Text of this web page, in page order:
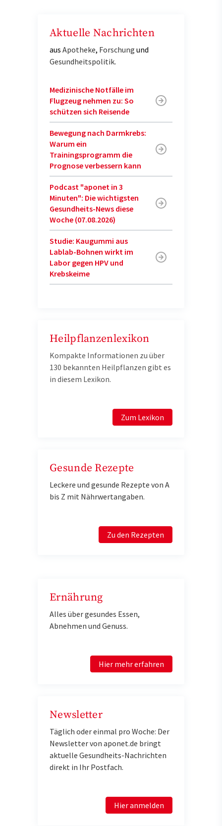
Aktuelle Nachrichten
aus Apotheke, Forschung und
Gesundheitspolitik.
Medizinische Notfälle im
Flugzeug nehmen zu: So
schützen sich Reisende
Bewegung nach Darmkrebs:
Warum ein
Trainingsprogramm die
Prognose verbessern kann
Podcast "aponet in 3
Minuten": Die wichtigsten
Gesundheits-News diese
Woche (07.08.2026)
Studie: Kaugummi aus
Lablab-Bohnen wirkt im
Labor gegen HPV und
Krebskeime
Heilpflanzenlexikon
Kompakte Informationen zu über
130 bekannten Heilpflanzen gibt es
in diesem Lexikon.
Zum Lexikon
Gesunde Rezepte
Leckere und gesunde Rezepte von A
bis Z mit Nährwertangaben.
Zu den Rezepten
Ernährung
Alles über gesundes Essen,
Abnehmen und Genuss.
Hier mehr erfahren
Newsletter
Täglich oder einmal pro Woche: Der
Newsletter von aponet.de bringt
aktuelle Gesundheits-Nachrichten
direkt in Ihr Postfach.
Hier anmelden